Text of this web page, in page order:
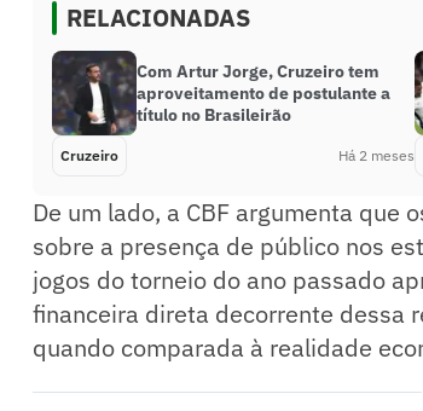
RELACIONADAS
Com Artur Jorge, Cruzeiro tem
aproveitamento de postulante a
título no Brasileirão
Cruzeiro Há 2 meses
De um lado, a CBF argumenta que
sobre a presença de público nos
jogos do torneio do ano passado
financeira direta decorrente dessa
quando comparada à realidade